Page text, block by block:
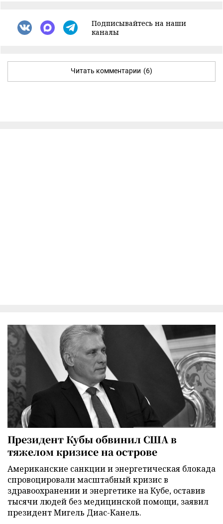
Подписывайтесь на наши
каналы
Читать комментарии (6)
Президент Кубы обвинил США в
тяжелом кризисе на острове
Американские санкции и энергетическая блокада
спровоцировали масштабный кризис в
здравоохранении и энергетике на Кубе, оставив
тысячи людей без медицинской помощи, заявил
президент Мигель Диас-Канель.